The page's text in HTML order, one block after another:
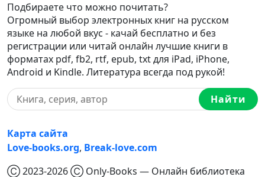
Подбираете что можно почитать?
Огромный выбор электронных книг на русском
языке на любой вкус - качай бесплатно и без
регистрации или читай онлайн лучшие книги в
форматах pdf, fb2, rtf, epub, txt для iPad, iPhone,
Android и Kindle. Литература всегда под рукой!
Найти
Карта сайта
Love-books.org, Break-love.com
Ⓒ 2023-2026 Ⓒ Only-Books — Онлайн библиотека